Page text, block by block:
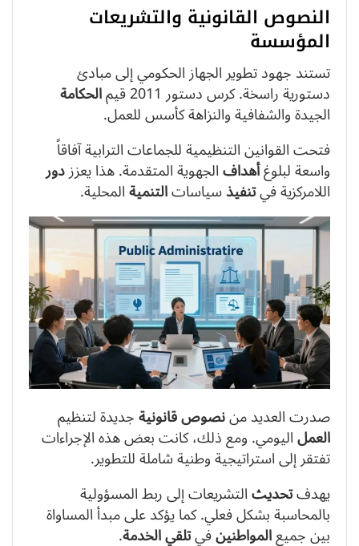
النصوص القانونية والتشريعات
المؤسسة
تستند جهود تطوير الجهاز الحكومي إلى مبادئ
دستورية راسخة. كرس دستور 2011 قيم الحكامة
الجيدة والشفافية والنزاهة كأسس للعمل.
فتحت القوانين التنظيمية للجماعات الترابية آفاقاً
واسعة لبلوغأهدافالجهوية المتقدمة. هذا يعززدور
اللامركزية فيتنفيذسياساتالتنميةالمحلية.
صدرت العديد مننصوص قانونيةجديدة لتنظيم
العملاليومي. ومع ذلك، كانت بعض هذه الإجراءات
تفتقر إلى استراتيجية وطنية شاملة للتطوير.
يهدفتحديثالتشريعات إلى ربط المسؤولية
بالمحاسبة بشكل فعلي. كما يؤكد على مبدأ المساواة
بين جميعالمواطنينفيتلقيالخدمة.